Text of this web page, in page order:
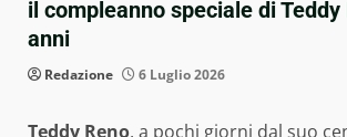
il compleanno speciale di Teddy
anni
Redazione 6 Luglio 2026
Teddy Reno, a pochi giorni dal suo